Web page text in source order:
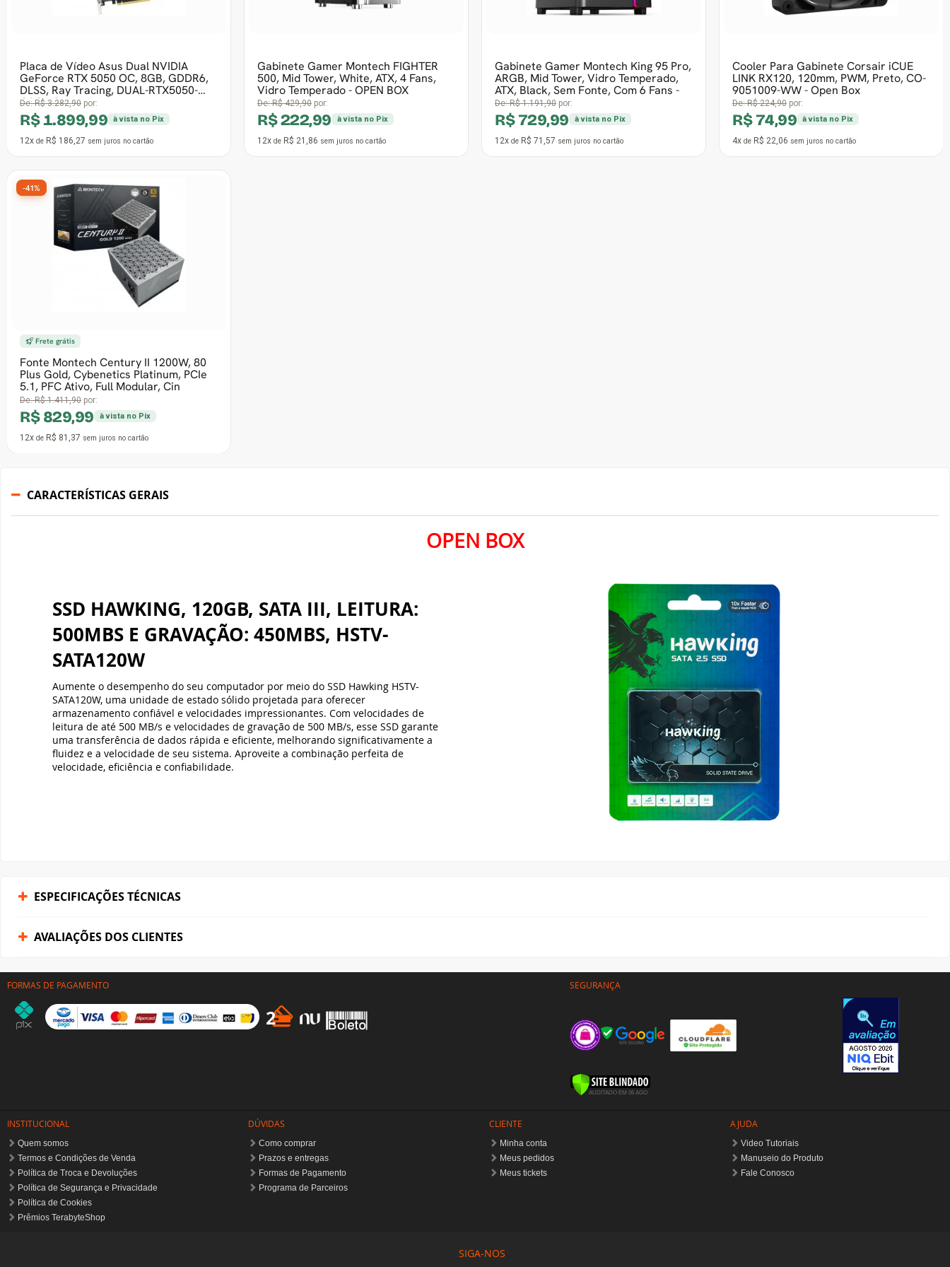
Fonte Corsair HX1500i, 1500W,
Cybenetics Platinum, PFC Ativo, PCIe
5.1, Full Modular, CP-9020309-WW -
Ope
De:R$ 3.247,90por:
R$ 2.099,99 à vista no Pix
12x de R$ 205,88sem juros no cartão
Headset Gamer Havit H2015D, 3.5mm,
Drivers de 50mm, Branco/Preto,
H2015D-WHT - Open Box
De:R$ 206,90por:
R$ 112,90 à vista no Pix
6xdeR$ 22,14sem juros no cartão
Fonte BRX, 550W, PFC Ativo, Yelow,
51047252 - Open Box
De:R$ 178,90por:
R$ 116,99 à vista no Pix
6xdeR$ 22,94sem juros no cartão
Placa Mãe Asus TUF Gaming A520M-
PLUS WIFI, Chipset A520, AMD AM4,
mATX, DDR4, 90MB17F0-M0EAY0 -
OPEN BOX
De:R$ 881,90por:
R$ 535,99 à vista no Pix
12xdeR$ 52,55 sem juros no cartão
Placa De Vídeo SuperFrame AMD
Radeon RX 6600LE Core, RGB, 8GB,
GDDR6, FSR, Ray Tracing, Preto, SF-
GC-RGAM
De:R$ 1.999,90por:
R$ 1.189,99 à vista no Pix
12x de R$ 116,67 sem juros no cartão
-40%
CARACTERÍSTICAS GERAIS
OPEN BOX
SSD HAWKING, 120GB, SATA III, LEITURA:
500MBS E GRAVAÇÃO: 450MBS, HSTV-
SATA120W
Aumente o desempenho do seu computador por meio do SSD Hawking HSTV-
SATA120W, uma unidade de estado sólido projetada para oferecer
armazenamento confiável e velocidades impressionantes. Com velocidades de
leitura de até 500 MB/s e velocidades de gravação de 500 MB/s, esse SSD garante
uma transferência de dados rápida e eficiente, melhorando significativamente a
fluidez e a velocidade de seu sistema. Aproveite a combinação perfeita de
velocidade, eficiência e confiabilidade.
ESPECIFICAÇÕES TÉCNICAS
AVALIAÇÕES DOS CLIENTES
FORMAS DE PAGAMENTO SEGURANÇA
INSTITUCIONAL
Quem somos
Termos e Condições de Venda
Política de Troca e Devoluções
Política de Segurança e Privacidade
Política de Cookies
Prêmios TerabyteShop
DÚVIDAS
Como comprar
Prazos e entregas
Formas de Pagamento
Programa de Parceiros
CLIENTE
Minha conta
Meus pedidos
Meus tickets
AJUDA
Video Tutoriais
Manuseio do Produto
Fale Conosco
SIGA-NOS